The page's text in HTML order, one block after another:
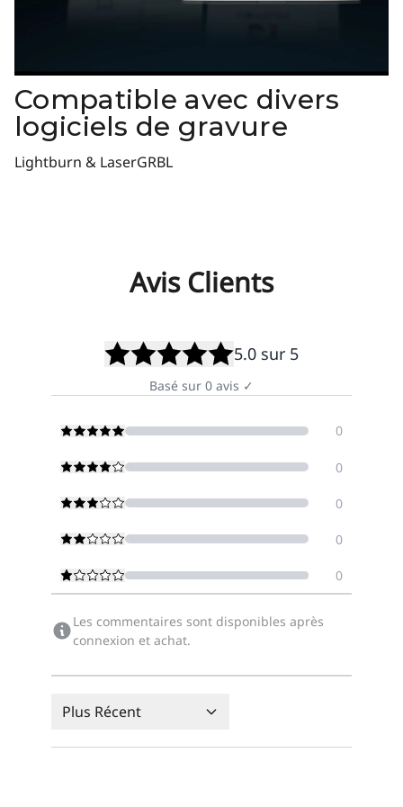
Compatible avec divers
logiciels de gravure
Lightburn & LaserGRBL
Avis Clients
5.0 sur 5
Basé sur 0 avis ✓
0
0
0
0
0
Les commentaires sont disponibles après
connexion et achat.
Plus Récent